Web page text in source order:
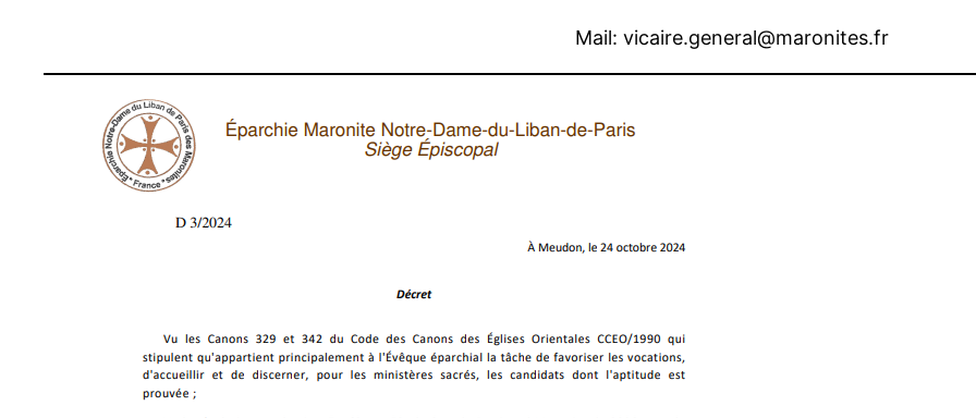
Mail: vicaire.general@maronites.fr